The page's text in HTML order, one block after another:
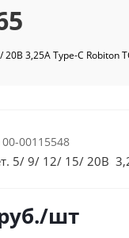
3,25A Type-C Robiton
00-00115548
5/ 9/ 12/ 15/ 20В
/шт